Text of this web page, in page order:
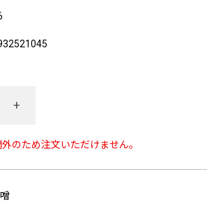
+
のため注文いただけません。